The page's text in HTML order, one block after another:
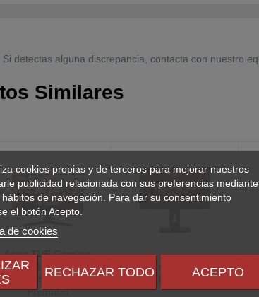
cookies propias y de terceros para mejorar nuestros
publicidad relacionada con sus preferencias mediante
de navegación. Para dar su consentimiento
el botón Acepto.
de cookies
RECHAZAR TODO ACEPTO
detectas alguna discrepancia, contacta con nuestro
Similares
Asus TUF Gaming
23.8" LED
165Hz FreeSync
Premium
Viewsonic VG2448
23.8" LED IPS FullHD